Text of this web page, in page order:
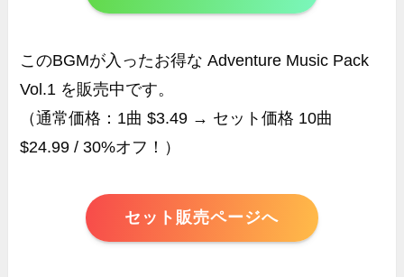
このBGMが入ったお得な Adventure Music Pack
Vol.1 を販売中です。
（通常価格：1曲 $3.49 → セット価格 10曲
$24.99 / 30%オフ！）
セット販売ページへ